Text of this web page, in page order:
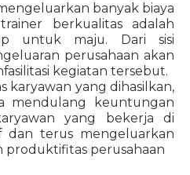
banyak biaya
berkualitas adalah
untuk maju. Dari sisi
perusahaan akan
kegiatan tersebut.
karyawan yang dihasilkan,
mendulang keuntungan
yang bekerja di
dan terus mengeluarkan
produktifitas perusahaan